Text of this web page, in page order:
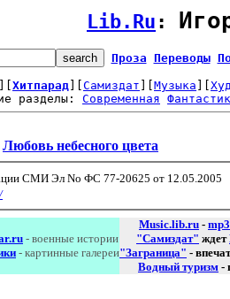
Lib.Ru :
Проза Переводы
Хитпарад Самиздат Музыка
разделы: Современная
Любовь небесного цвета
СМИ Эл No ФС 77-20625 от 12.05.2005
- военные истории
- картинные галереи
Music.lib.ru - mp3
"Самиздат" ждет
"Заграница" -
Водный туризм -